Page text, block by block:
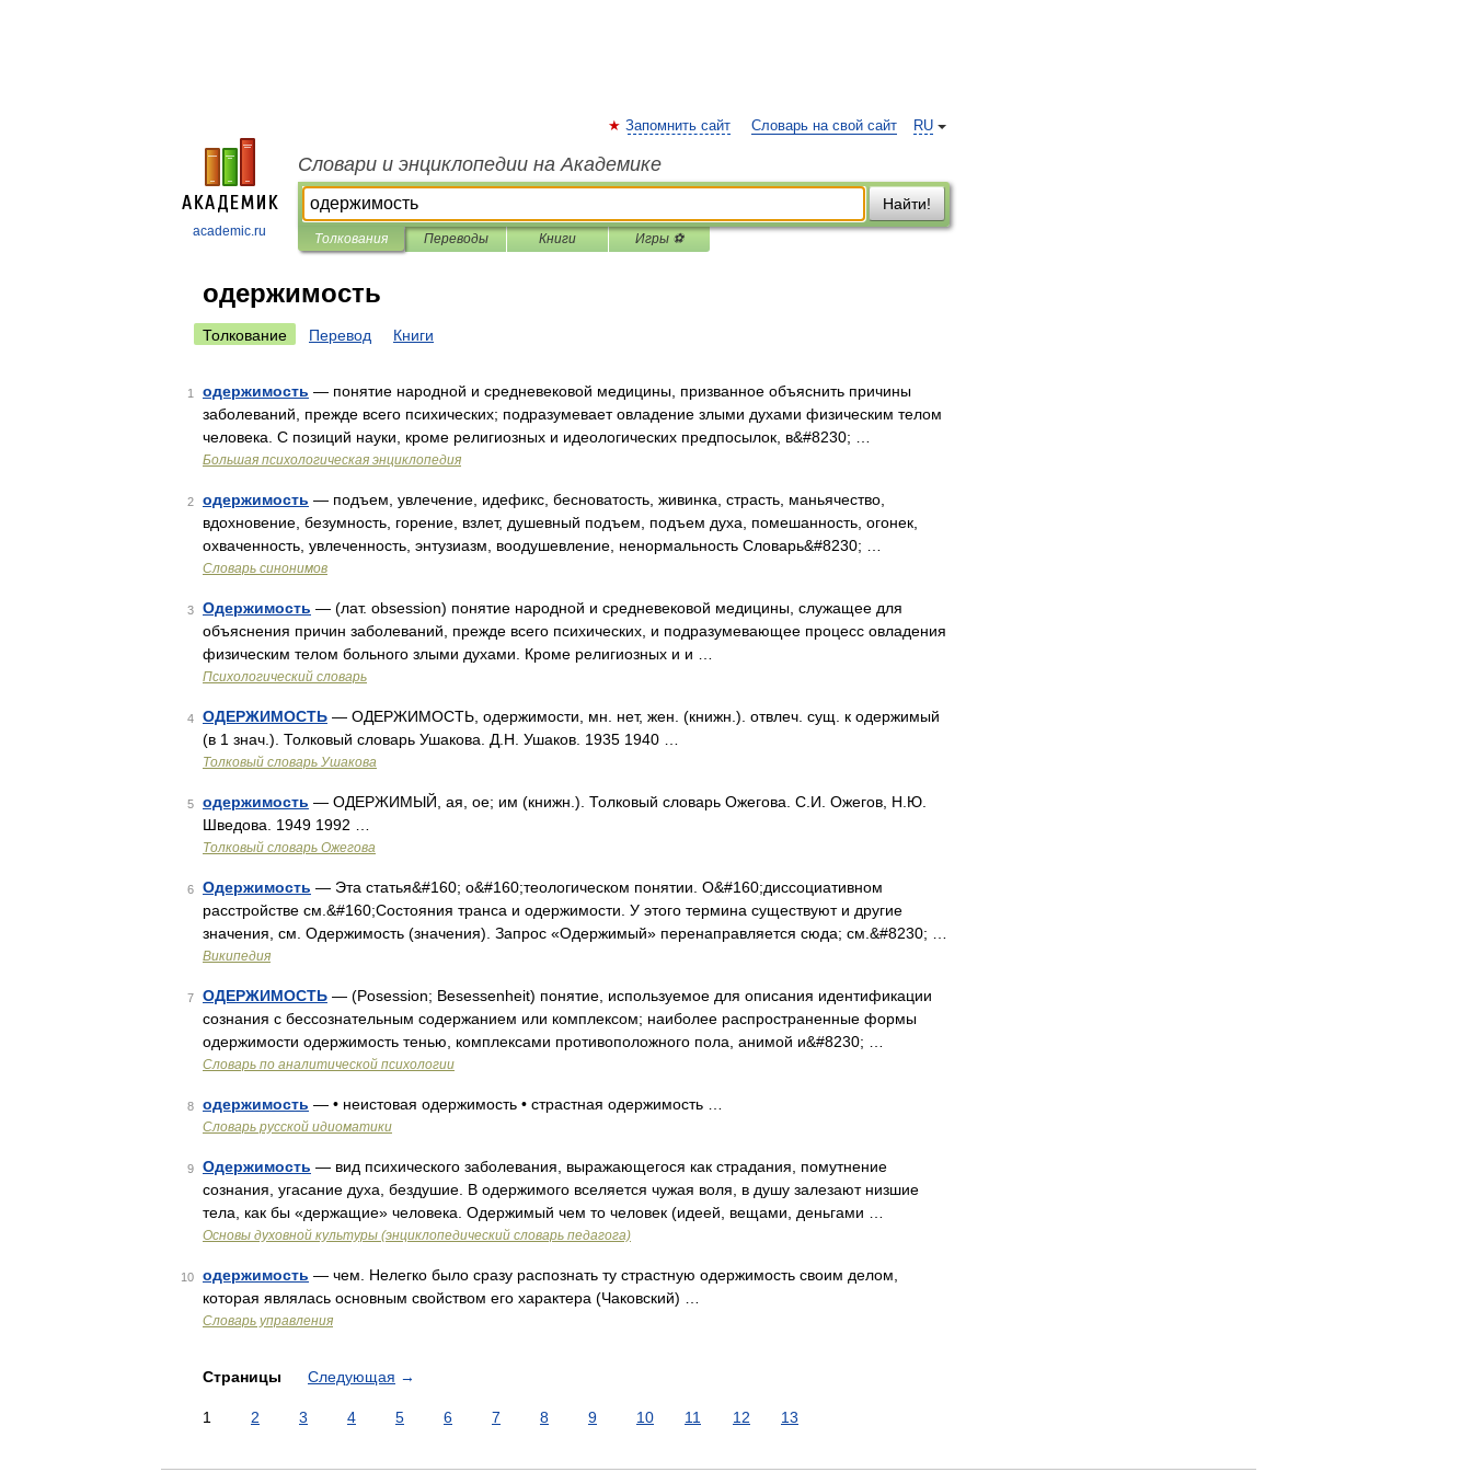
academic.ru
RU
Запомнить сайт Словарь на свой сайт
Словари и энциклопедии на Академике
Найти!
Толкования Переводы Книги Игры ⚽
одержимость
Толкование Перевод Книги
1 одержимость — понятие народной и средневековой медицины, призванное объяснить причины
заболеваний, прежде всего психических; подразумевает овладение злыми духами физическим телом
человека. С позиций науки, кроме религиозных и идеологических предпосылок, в&#8230; …
Большая психологическая энциклопедия
2 одержимость — подъем, увлечение, идефикс, бесноватость, живинка, страсть, маньячество,
вдохновение, безумность, горение, взлет, душевный подъем, подъем духа, помешанность, огонек,
охваченность, увлеченность, энтузиазм, воодушевление, ненормальность Словарь&#8230; …
Словарь синонимов
3 Одержимость — (лат. obsession) понятие народной и средневековой медицины, служащее для
объяснения причин заболеваний, прежде всего психических, и подразумевающее процесс овладения
физическим телом больного злыми духами. Кроме религиозных и и …
Психологический словарь
4 ОДЕРЖИМОСТЬ — ОДЕРЖИМОСТЬ, одержимости, мн. нет, жен. (книжн.). отвлеч. сущ. к одержимый
(в 1 знач.). Толковый словарь Ушакова. Д.Н. Ушаков. 1935 1940 …
Толковый словарь Ушакова
5 одержимость — ОДЕРЖИМЫЙ, ая, ое; им (книжн.). Толковый словарь Ожегова. С.И. Ожегов, Н.Ю.
Шведова. 1949 1992 …
Толковый словарь Ожегова
6 Одержимость — Эта статья&#160; о&#160;теологическом понятии. О&#160;диссоциативном
расстройстве см.&#160;Состояния транса и одержимости. У этого термина существуют и другие
значения, см. Одержимость (значения). Запрос «Одержимый» перенаправляется сюда; см.&#8230; …
Википедия
7 ОДЕРЖИМОСТЬ — (Posession; Besessenheit) понятие, используемое для описания идентификации
сознания с бессознательным содержанием или комплексом; наиболее распространенные формы
одержимости одержимость тенью, комплексами противоположного пола, анимой и&#8230; …
Словарь по аналитической психологии
8 одержимость — • неистовая одержимость • страстная одержимость …
Словарь русской идиоматики
9 Одержимость — вид психического заболевания, выражающегося как страдания, помутнение
сознания, угасание духа, бездушие. В одержимого вселяется чужая воля, в душу залезают низшие
тела, как бы «держащие» человека. Одержимый чем то человек (идеей, вещами, деньгами …
Основы духовной культуры (энциклопедический словарь педагога)
10 одержимость — чем. Нелегко было сразу распознать ту страстную одержимость своим делом,
которая являлась основным свойством его характера (Чаковский) …
Словарь управления
Страницы Следующая →
1 2 3 4 5 6 7 8 9 10 11 12 13